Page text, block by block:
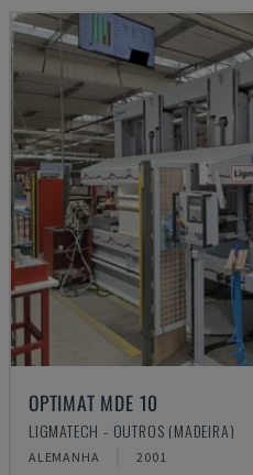
OPTIMAT MDE 10
LIGMATECH - OUTROS (MADEIRA)
ALEMANHA 2001